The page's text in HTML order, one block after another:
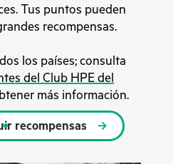
Tus puntos pueden
recompensas.
los países; consulta
del Club HPE del
más información.
recompensas